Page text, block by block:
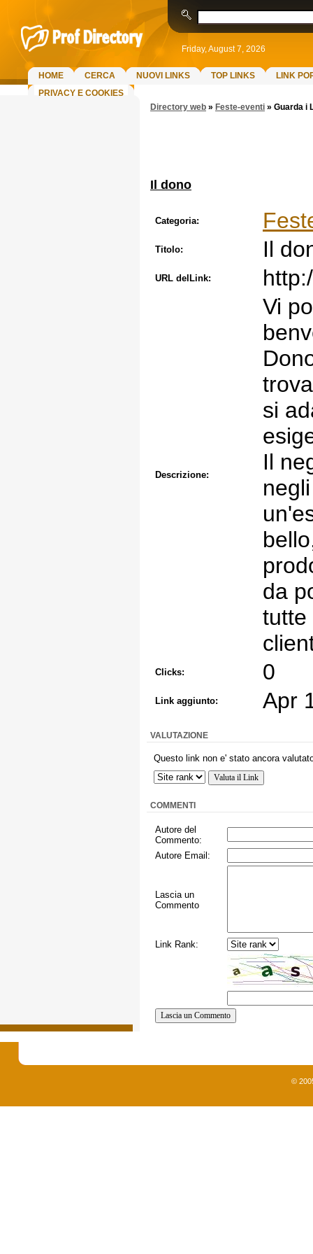
Friday, August 7, 2026
HOME CERCA NUOVI LINKS TOP LINKS
LINK
PRIVACY E COOKIES
Directory web » Feste-eventi » Guarda i
Il dono
Categoria:
Titolo: Il
URL delLink:
Descrizione:
Vi
si
Il
da
tutte
Clicks: 0
Link aggiunto: Apr
VALUTAZIONE
Questo link non e' stato ancora
COMMENTI
Autore del
Commento:
Autore Email:
Lascia un
Commento
Link Rank:
©